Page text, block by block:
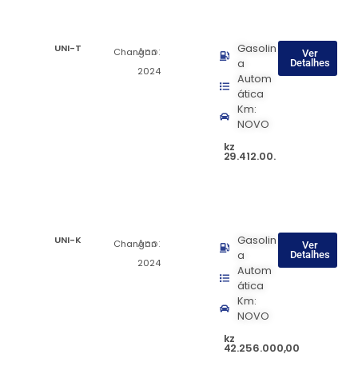
UNI-T Changan
Ano:
2024
Gasolin
a
Autom
ática
Km:
NOVO
kz
29.412.00.
Ver
Detalhes
UNI-K Changan
Ano:
2024
Gasolin
a
Autom
ática
Km:
NOVO
kz
42.256.000,00
Ver
Detalhes